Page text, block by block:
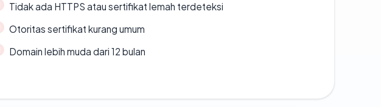
Tidak ada HTTPS atau sertifikat lemah terdeteksi
Otoritas sertifikat kurang umum
Domain lebih muda dari 12 bulan